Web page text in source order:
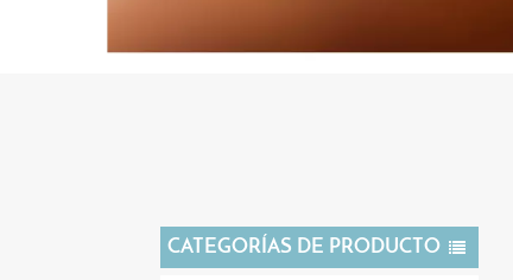
CATEGORÍAS DE PRODUCTO